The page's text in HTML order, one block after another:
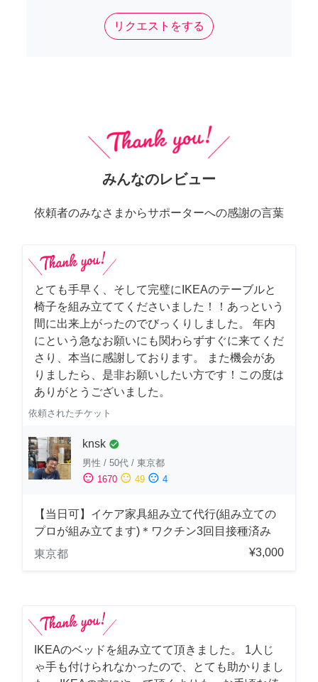
リクエストをする
みんなのレビュー
依頼者のみなさまからサポーターへの感謝の言葉
とても手早く、そして完璧にIKEAのテーブルと
椅子を組み立ててくださいました！！あっという
間に出来上がったのでびっくりしました。 年内
にという急なお願いにも関わらずすぐに来てくだ
さり、本当に感謝しております。 また機会があ
りましたら、是非お願いしたい方です！この度は
ありがとうございました。
依頼されたチケット
knsk check_circle
男性 / 50代 / 東京都
sentiment_satisfied 1670 sentiment_neutral 49 sentiment_dissatisfied 4
【当日可】イケア家具組み立て代行(組み立ての
プロが組み立てます)＊ワクチン3回目接種済み
東京都
¥3,000
IKEAのベッドを組み立てて頂きました。 1人じ
ゃ手も付けられなかったので、とても助かりまし